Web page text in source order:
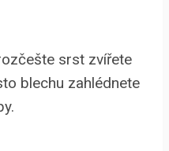
srst zvířete
blechu zahlédnete